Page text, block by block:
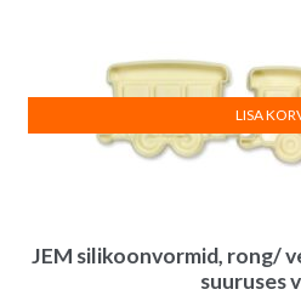
JEM silikoonvormid, rong/
suuruses
LISA